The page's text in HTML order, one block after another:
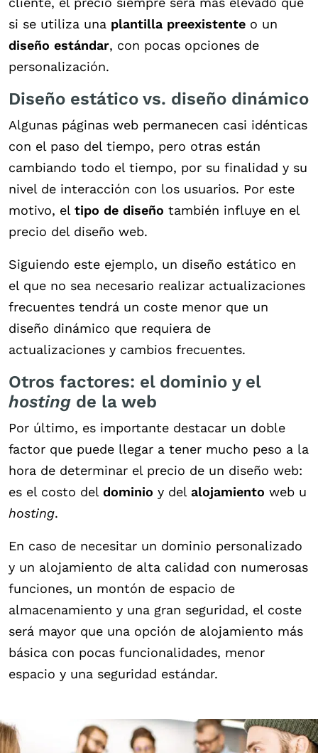
si se utiliza una plantilla preexistente o un
diseño estándar, con pocas opciones de
personalización.
Diseño estático vs. diseño dinámico
Algunas páginas web permanecen casi idénticas
con el paso del tiempo, pero otras están
cambiando todo el tiempo, por su finalidad y su
nivel de interacción con los usuarios. Por este
motivo, el tipo de diseño también influye en el
precio del diseño web.
Siguiendo este ejemplo, un diseño estático en
el que no sea necesario realizar actualizaciones
frecuentes tendrá un coste menor que un
diseño dinámico que requiera de
actualizaciones y cambios frecuentes.
Otros factores: el dominio y el
hosting de la web
Por último, es importante destacar un doble
factor que puede llegar a tener mucho peso a la
hora de determinar el precio de un diseño web:
es el costo del dominio y del alojamiento web u
hosting.
En caso de necesitar un dominio personalizado
y un alojamiento de alta calidad con numerosas
funciones, un montón de espacio de
almacenamiento y una gran seguridad, el coste
será mayor que una opción de alojamiento más
básica con pocas funcionalidades, menor
espacio y una seguridad estándar.